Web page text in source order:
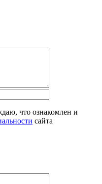
что ознакомлен и
сайта